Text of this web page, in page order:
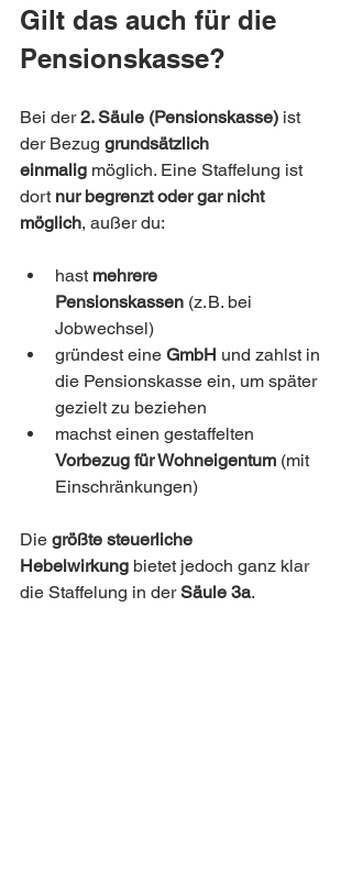
Gilt das auch für die
Pensionskasse?
Bei der 2. Säule (Pensionskasse) ist
der Bezug grundsätzlich
einmalig möglich. Eine Staffelung ist
dort nur begrenzt oder gar nicht
möglich, außer du:
hast mehrere
Pensionskassen (z. B. bei
Jobwechsel)
gründest eine GmbH und zahlst in
die Pensionskasse ein, um später
gezielt zu beziehen
machst einen gestaffelten
Vorbezug für Wohneigentum (mit
Einschränkungen)
Die größte steuerliche
Hebelwirkung bietet jedoch ganz klar
die Staffelung in der Säule 3a.